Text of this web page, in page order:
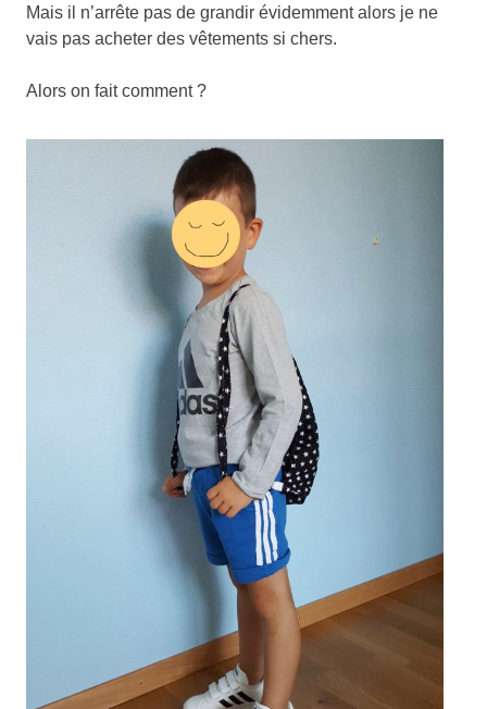
Mais il n’arrête pas de grandir évidemment alors je ne
vais pas acheter des vêtements si chers.
Alors on fait comment ?